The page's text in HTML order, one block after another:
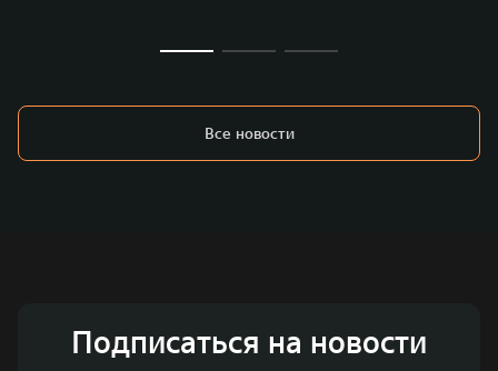
Все новости
Подписаться на новости